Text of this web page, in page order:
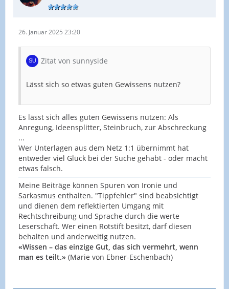
26. Januar 2025 23:20
Zitat von sunnyside
Lässt sich so etwas guten Gewissens nutzen?
Es lässt sich alles guten Gewissens nutzen: Als
Anregung, Ideensplitter, Steinbruch, zur Abschreckung
...
Wer Unterlagen aus dem Netz 1:1 übernimmt hat
entweder viel Glück bei der Suche gehabt - oder macht
etwas falsch.
Meine Beiträge können Spuren von Ironie und
Sarkasmus enthalten. "Tippfehler" sind beabsichtigt
und dienen dem reflektierten Umgang mit
Rechtschreibung und Sprache durch die werte
Leserschaft. Wer einen Rotstift besitzt, darf diesen
behalten und anderweitig nutzen.
«Wissen – das einzige Gut, das sich vermehrt, wenn
man es teilt.» (Marie von Ebner-Eschenbach)